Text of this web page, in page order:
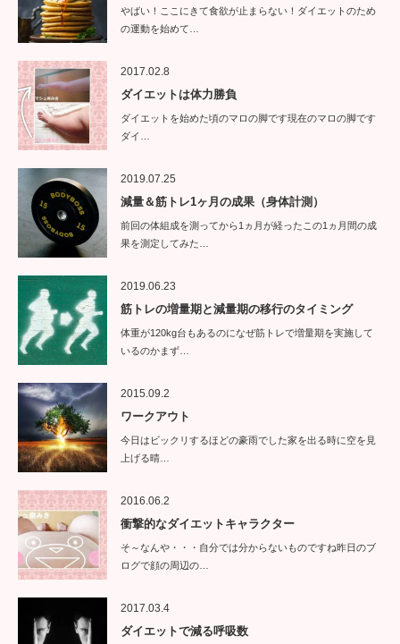
やばい！ここにきて食欲が止まらない！ダイエットのため
の運動を始めて…
2017.02.8
ダイエットは体力勝負
ダイエットを始めた頃のマロの脚です現在のマロの脚です
ダイ…
2019.07.25
減量＆筋トレ1ヶ月の成果（身体計測）
前回の体組成を測ってから1ヵ月が経ったこの1ヵ月間の成
果を測定してみた…
2019.06.23
筋トレの増量期と減量期の移行のタイミング
体重が120kg台もあるのになぜ筋トレで増量期を実施して
いるのかまず…
2015.09.2
ワークアウト
今日はビックリするほどの豪雨でした家を出る時に空を見
上げる晴…
2016.06.2
衝撃的なダイエットキャラクター
そ～なんや・・・自分では分からないものですね昨日のブ
ログで顔の周辺の…
2017.03.4
ダイエットで減る呼吸数